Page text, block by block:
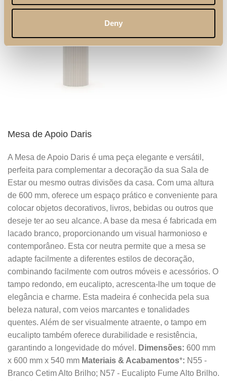
Deny
Mesa de Apoio Daris
A Mesa de Apoio Daris é uma peça elegante e versátil,
perfeita para complementar a decoração da sua Sala de
Estar ou mesmo outras divisões da casa. Com uma altura
de 600 mm, oferece um espaço prático e conveniente para
colocar objetos decorativos, livros, bebidas ou outros que
deseje ter ao seu alcance. A base da mesa é fabricada em
lacado branco, proporcionando um visual harmonioso e
contemporâneo. Esta cor neutra permite que a mesa se
adapte facilmente a diferentes estilos de decoração,
combinando facilmente com outros móveis e acessórios. O
tampo redondo, em eucalipto, acrescenta-lhe um toque de
elegância e charme. Esta madeira é conhecida pela sua
beleza natural, com veios marcantes e tonalidades
quentes. Além de ser visualmente atraente, o tampo em
eucalipto também oferece durabilidade e resistência,
garantindo a longevidade do móvel. Dimensões: 600 mm
x 600 mm x 540 mm Materiais & Acabamentos*: N55 -
Branco Cetim Alto Brilho; N57 - Eucalipto Fume Alto Brilho.